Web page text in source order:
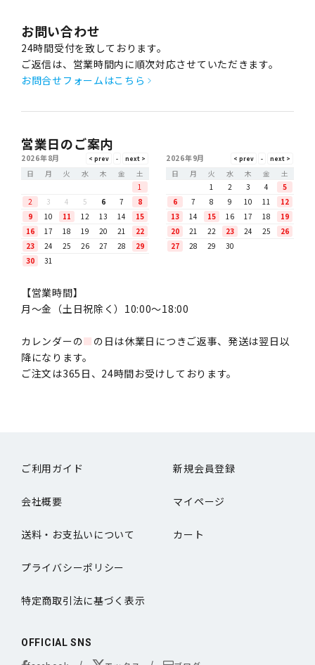
お問い合わせ
24時間受付を致しております。
ご返信は、営業時間内に順次対応させていただきます。
お問合せフォームはこちら
営業日のご案内
2026年8月
日
月 火 水 木 金
土
1
2
3 4 5 6 7
8
9
10 11 12 13 14
15
16
17 18 19 20 21
22
23
24 25 26 27 28
29
30
31
2026年9月
日
月 火 水 木 金
土
1
2 3 4
5
6
7 8 9 10 11
12
13
14 15 16 17 18
19
20
21 22 23 24 25
26
27
28 29 30
【営業時間】
月〜金（土日祝除く）10:00～18:00
カレンダーの■ の日は休業日につきご返事、発送は翌日以
降になります。
ご注文は365日、24時間お受けしております。
ご利用ガイド 新規会員登録
会社概要 マイページ
送料・お支払いについて カート
プライバシーポリシー
特定商取引法に基づく表示
OFFICIAL SNS